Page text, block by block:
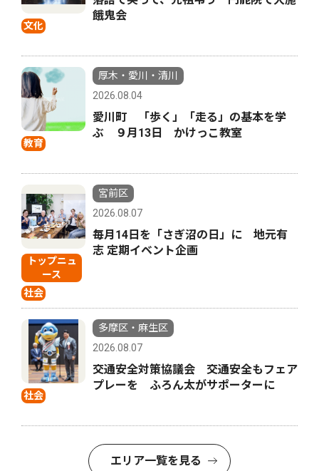
文化
餓鬼会
教育
厚木・愛川・清川
2026.08.04
愛川町 「歩く」「走る」の基本を学
ぶ ９月13日 かけっこ教室
トップニュ
ース
社会
宮前区
2026.08.07
毎月14日を「さぎ沼の日」に 地元有
志 定期イベント企画
社会
多摩区・麻生区
2026.08.07
交通安全対策協議会 交通安全もフェア
プレーを ふろん太がサポーターに
エリア一覧を見る